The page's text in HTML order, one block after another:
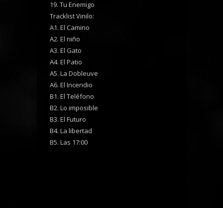
19. Tu Enemigo
Tracklist Vinilo:
A1. El Camino
A2. El niño
A3. El Gato
A4. El Patio
A5. La Dobleuve
A6. El Incendio
B1. El Teléfono
B2. Lo imposible
B3. El Futuro
B4. La libertad
B5. Las 17:00